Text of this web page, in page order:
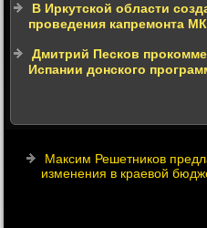
В Иркутской области
проведения капремонта
Дмитрий Песков
Испании донского
Максим Решетников
изменения в краевой